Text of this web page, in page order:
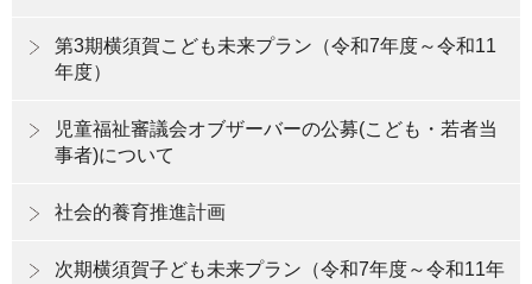
第3期横須賀こども未来プラン（令和7年度～令和11
年度）
児童福祉審議会オブザーバーの公募(こども・若者当
事者)について
社会的養育推進計画
次期横須賀子ども未来プラン（令和7年度～令和11年